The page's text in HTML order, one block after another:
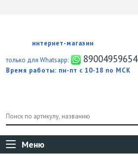
интернет-магазин
только для Whatsapp:
89004959654
Время работы: пн-пт с 10-18 по МСК
Меню